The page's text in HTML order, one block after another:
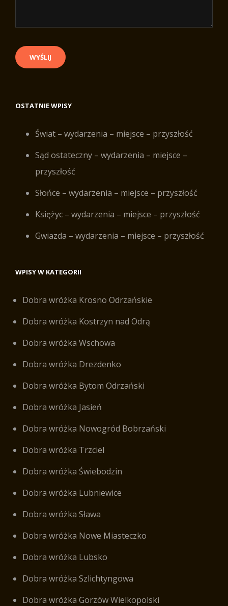
OSTATNIE WPISY
Świat – wydarzenia – miejsce – przyszłość
Sąd ostateczny – wydarzenia – miejsce –
przyszłość
Słońce – wydarzenia – miejsce – przyszłość
Księżyc – wydarzenia – miejsce – przyszłość
Gwiazda – wydarzenia – miejsce – przyszłość
WPISY W KATEGORII
Dobra wróżka Krosno Odrzańskie
Dobra wróżka Kostrzyn nad Odrą
Dobra wróżka Wschowa
Dobra wróżka Drezdenko
Dobra wróżka Bytom Odrzański
Dobra wróżka Jasień
Dobra wróżka Nowogród Bobrzański
Dobra wróżka Trzciel
Dobra wróżka Świebodzin
Dobra wróżka Lubniewice
Dobra wróżka Sława
Dobra wróżka Nowe Miasteczko
Dobra wróżka Lubsko
Dobra wróżka Szlichtyngowa
Dobra wróżka Gorzów Wielkopolski